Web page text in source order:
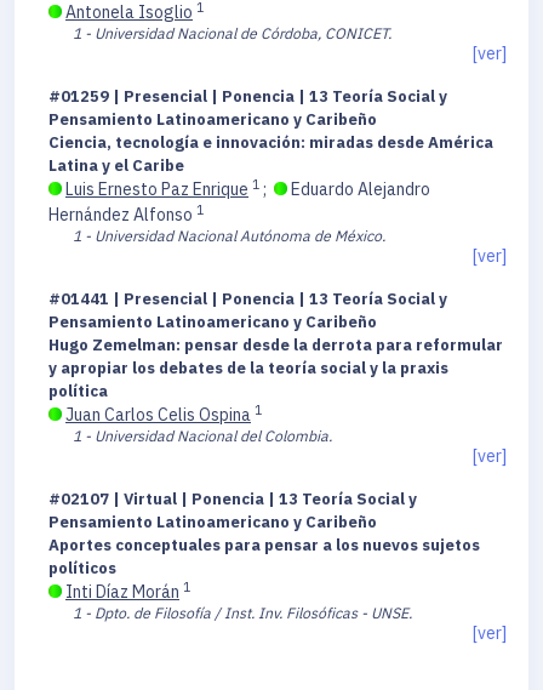
Antonela Isoglio 1
1 - Universidad Nacional de Córdoba, CONICET.
[ver]
#01259 | Presencial | Ponencia | 13 Teoría Social y
Pensamiento Latinoamericano y Caribeño
Ciencia, tecnología e innovación: miradas desde América
Latina y el Caribe
Luis Ernesto Paz Enrique 1 ;
Eduardo Alejandro
Hernández Alfonso 1
1 - Universidad Nacional Autónoma de México.
[ver]
#01441 | Presencial | Ponencia | 13 Teoría Social y
Pensamiento Latinoamericano y Caribeño
Hugo Zemelman: pensar desde la derrota para reformular
y apropiar los debates de la teoría social y la praxis
política
Juan Carlos Celis Ospina 1
1 - Universidad Nacional del Colombia.
[ver]
#02107 | Virtual | Ponencia | 13 Teoría Social y
Pensamiento Latinoamericano y Caribeño
Aportes conceptuales para pensar a los nuevos sujetos
políticos
Inti Díaz Morán 1
1 - Dpto. de Filosofía / Inst. Inv. Filosóficas - UNSE.
[ver]